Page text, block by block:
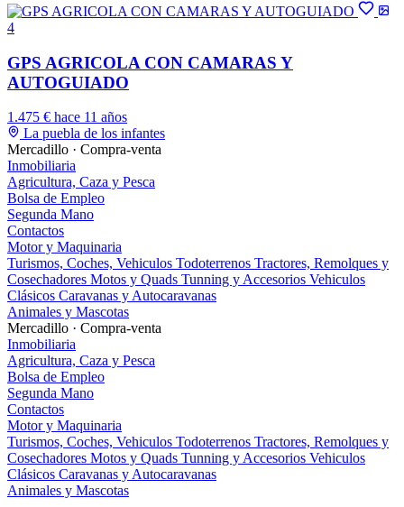
4
GPS AGRICOLA CON CAMARAS Y
AUTOGUIADO
1.475 € hace 11 años
La puebla de los infantes
Mercadillo · Compra-venta
Inmobiliaria
Agricultura, Caza y Pesca
Bolsa de Empleo
Segunda Mano
Contactos
Motor y Maquinaria
Turismos, Coches, Vehiculos Todoterrenos Tractores, Remolques y
Cosechadores Motos y Quads Tunning y Accesorios Vehiculos
Clásicos Caravanas y Autocaravanas
Animales y Mascotas
Mercadillo · Compra-venta
Inmobiliaria
Agricultura, Caza y Pesca
Bolsa de Empleo
Segunda Mano
Contactos
Motor y Maquinaria
Turismos, Coches, Vehiculos Todoterrenos Tractores, Remolques y
Cosechadores Motos y Quads Tunning y Accesorios Vehiculos
Clásicos Caravanas y Autocaravanas
Animales y Mascotas